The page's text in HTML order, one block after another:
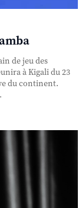
de jeu des
à Kigali du 23
du continent.